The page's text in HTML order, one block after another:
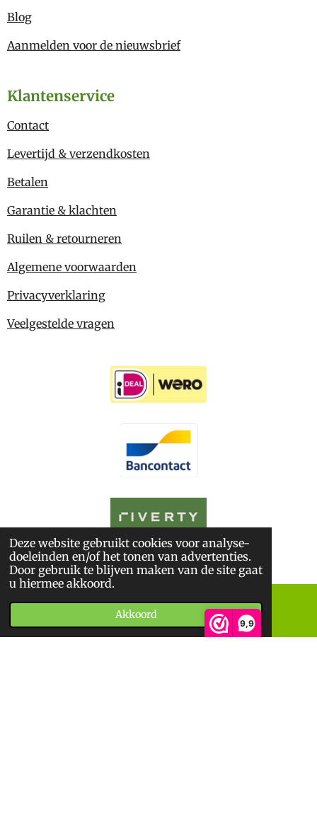
Deze website gebruikt cookies voor analyse-
doeleinden en/of het tonen van advertenties.
Door gebruik te blijven maken van de site gaat
u hiermee akkoord.
Akkoord
9,9
Blog
Aanmelden voor de nieuwsbrief
Klantenservice
Contact
Levertijd & verzendkosten
Betalen
Garantie & klachten
Ruilen & retourneren
Algemene voorwaarden
Privacyverklaring
Veelgestelde vragen
© 2026De BoekWandelaar
*Sitemap *Privacyverklaring*Algemene Voorwaarden
Telefoonnummer